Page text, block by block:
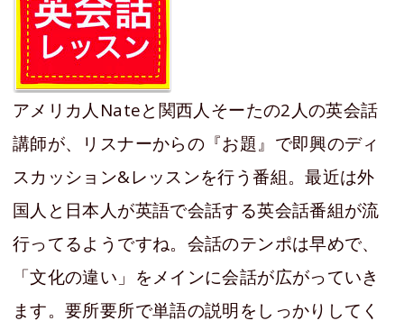
アメリカ人Nateと関西人そーたの2人の英会話
講師が、リスナーからの『お題』で即興のディ
スカッション&レッスンを行う番組。最近は外
国人と日本人が英語で会話する英会話番組が流
行ってるようですね。会話のテンポは早めで、
「文化の違い」をメインに会話が広がっていき
ます。要所要所で単語の説明をしっかりしてく